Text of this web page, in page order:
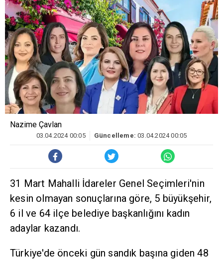
Nazime Çavlan
03.04.2024 00:05 Güncelleme: 03.04.2024 00:05
31 Mart Mahalli İdareler Genel Seçimleri'nin
kesin olmayan sonuçlarına göre, 5 büyükşehir,
6 il ve 64 ilçe belediye başkanlığını kadın
adaylar kazandı.
Türkiye'de önceki gün sandık başına giden 48